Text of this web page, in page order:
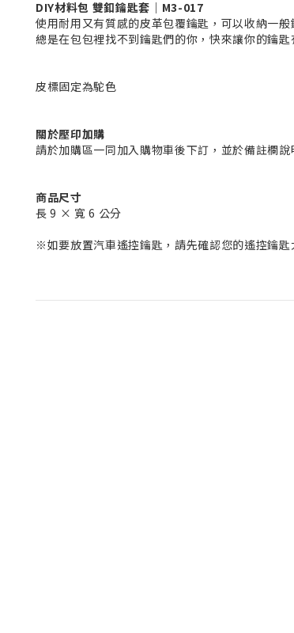
DIY材料包 雙釦鑰匙套｜M3-017
使用耐用又有質感的皮革包覆鑰匙，可以收納一
總是在包包裡找不到鑰匙們的你，快來讓你的鑰匙
皮標固定為駝色
關於壓印加購
請於加購區一同加入購物車後下訂，並於備註欄
商品尺寸
長 9 × 寬 6 公分
※如要放置汽車遙控鑰匙，請先確認您的遙控鑰